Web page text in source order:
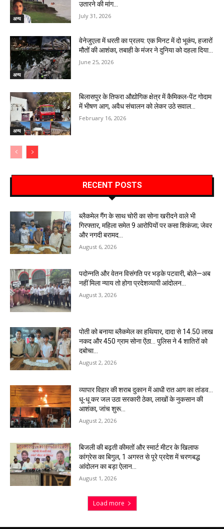
अन्य
उतारने की मांग…
July 31, 2026
अन्य
वेनेजुएला में धरती का प्रलय: एक मिनट में दो भूकंप, हजारों
मौतों की आशंका, तबाही के मंजर ने दुनिया को दहला दिया…
June 25, 2026
अन्य
बिलासपुर के तिफरा औद्योगिक क्षेत्र में कैमिकल-पेंट गोदाम
में भीषण आग, अवैध संचालन को लेकर उठे सवाल…
February 16, 2026
RECENT POSTS
ब्लैकमेल गैंग के साथ चोरी का सोना खरीदने वाले भी
गिरफ्तार, महिला समेत 9 आरोपियों पर कसा शिकंजा; जेवर
और नगदी बरामद…
August 6, 2026
पदोन्नति और वेतन विसंगति पर भड़के पटवारी, बोले—अब
नहीं मिला न्याय तो होगा प्रदेशव्यापी आंदोलन…
August 3, 2026
पोती को बनाया ब्लैकमेल का हथियार, दादा से 14.50 लाख
नकद और 450 ग्राम सोना ऐंठा… पुलिस ने 4 शातिरों को
दबोचा…
August 2, 2026
व्यापार विहार की शराब दुकान में आधी रात आग का तांडव…
धू-धू कर जल उठा सरकारी ठेका, लाखों के नुकसान की
आशंका, जांच शुरू…
August 2, 2026
बिजली की बढ़ती कीमतों और स्मार्ट मीटर के खिलाफ
कांग्रेस का बिगुल, 1 अगस्त से पूरे प्रदेश में चरणबद्ध
आंदोलन का बड़ा ऐलान…
August 1, 2026
Load more